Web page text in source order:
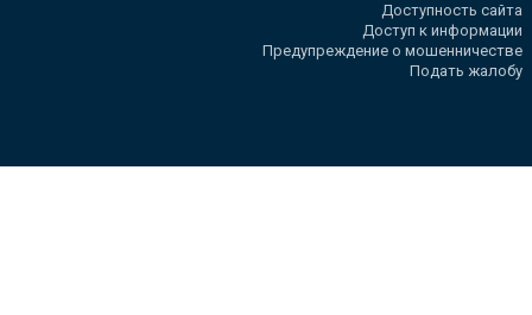
Доступность сайта
Доступ к информации
Предупреждение о мошенничестве
Подать жалобу